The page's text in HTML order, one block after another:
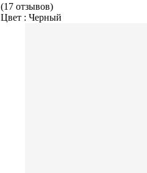
(17 отзывов)
Цвет : Черный